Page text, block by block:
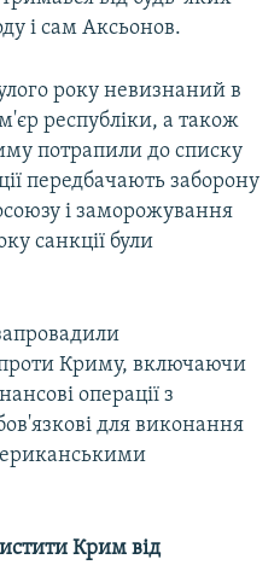
і сам Аксьонов.
року невизнаний в
республіки, а також
потрапили до списку
передбачають заборону
і заморожування
санкції були
Криму, включаючи
операції з
для виконання
Крим від